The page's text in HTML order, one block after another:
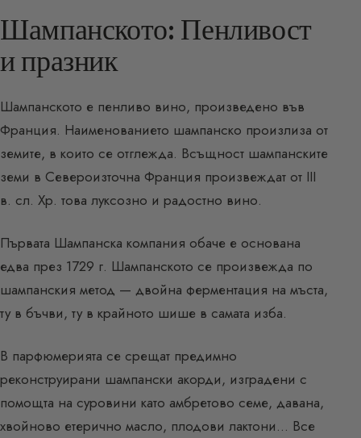
Шампанското: Пенливост
и празник
Шампанското е пенливо вино, произведено във
Франция. Наименованието шампанско произлиза от
земите, в които се отглежда. Всъщност шампанските
земи в Североизточна Франция произвеждат от III
в. сл. Хр. това луксозно и радостно вино.
Първата Шампанска компания обаче е основана
едва през 1729 г. Шампанското се произвежда по
шампанския метод — двойна ферментация на мъста,
ту в бъчви, ту в крайното шише в самата изба.
В парфюмерията се срещат предимно
реконструирани шампански акорди, изградени с
помощта на суровини като амбретово семе, давана,
хвойново етерично масло, плодови лактони… Все